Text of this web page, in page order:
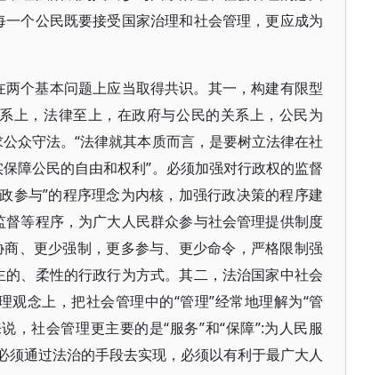
个公民既要接受国家治理和社会管理，更应成为
个基本问题上应当取得共识。其一，构建有限型
上，法律至上，在政府与公民的关系上，公民为
众守法。“法律就其本质而言，是要树立法律在社
障公民的自由和权利”。必须加强对行政权的监督
参与”的程序理念为内核，加强行政决策的程序建
等程序，为广大人民群众参与社会管理提供制度
、更少强制，更多参与、更少命令，严格限制强
、柔性的行政行为方式。其二，法治国家中社会
念上，把社会管理中的“管理”经常地理解为“管
，社会管理更主要的是“服务”和“保障”:为人民服
须通过法治的手段去实现，必须以有利于最广大人